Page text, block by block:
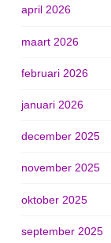
april 2026
maart 2026
februari 2026
januari 2026
december 2025
november 2025
oktober 2025
september 2025